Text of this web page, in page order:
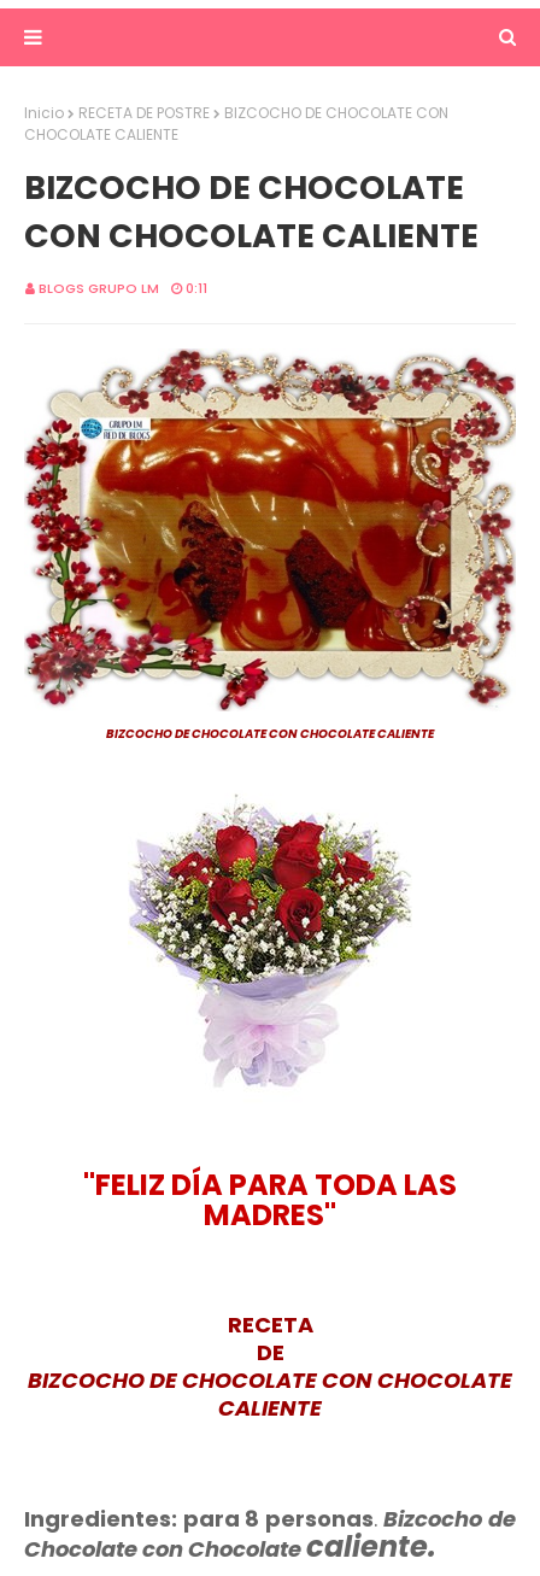
Inicio RECETA DE POSTRE
BIZCOCHO DE CHOCOLATE CON
CHOCOLATE CALIENTE
BIZCOCHO DE CHOCOLATE
CON CHOCOLATE CALIENTE
BLOGS GRUPO LM 0:11
BIZCOCHO DE CHOCOLATE CON CHOCOLATE CALIENTE
"FELIZ DÍA PARA TODA LAS
MADRES"
RECETA
DE
BIZCOCHO DE CHOCOLATE CON CHOCOLATE
CALIENTE
Ingredientes: para 8 personas.Bizcocho de
Chocolate conChocolatecaliente.